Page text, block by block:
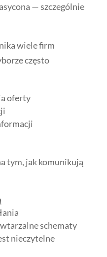
— szczególnie
wiele firm
często
oferty
tym, jak komunikują
schematy
nieczytelne